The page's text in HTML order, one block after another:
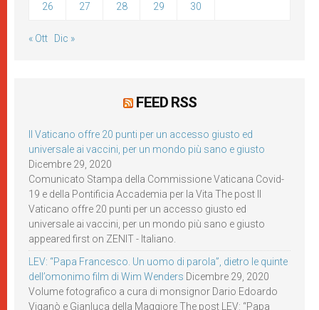
26 27 28 29 30
« Ott Dic »
FEED RSS
Il Vaticano offre 20 punti per un accesso giusto ed
universale ai vaccini, per un mondo più sano e giusto
Dicembre 29, 2020
Comunicato Stampa della Commissione Vaticana Covid-
19 e della Pontificia Accademia per la Vita The post Il
Vaticano offre 20 punti per un accesso giusto ed
universale ai vaccini, per un mondo più sano e giusto
appeared first on ZENIT - Italiano.
LEV: “Papa Francesco. Un uomo di parola”, dietro le quinte
dell’omonimo film di Wim Wenders Dicembre 29, 2020
Volume fotografico a cura di monsignor Dario Edoardo
Viganò e Gianluca della Maggiore The post LEV: “Papa